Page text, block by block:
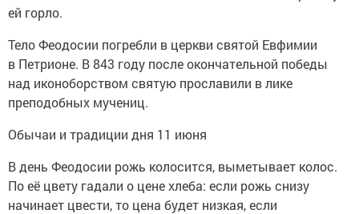
ей горло.
Тело Феодосии погребли в церкви святой Евфимии
в Петрионе. В 843 году после окончательной победы
над иконоборством святую прославили в лике
преподобных мучениц.
Обычаи и традиции дня 11 июня
В день Феодосии рожь колосится, выметывает колос.
По её цвету гадали о цене хлеба: если рожь снизу
начинает цвести, то цена будет низкая, если